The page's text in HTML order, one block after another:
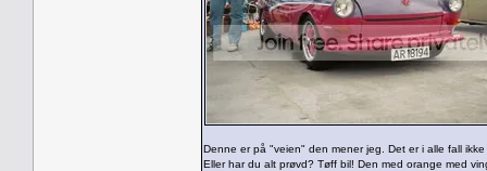
Denne er på "veien" den mener jeg. Det er i alle fall
Eller har du alt prøvd? Tøff bil! Den med orange med